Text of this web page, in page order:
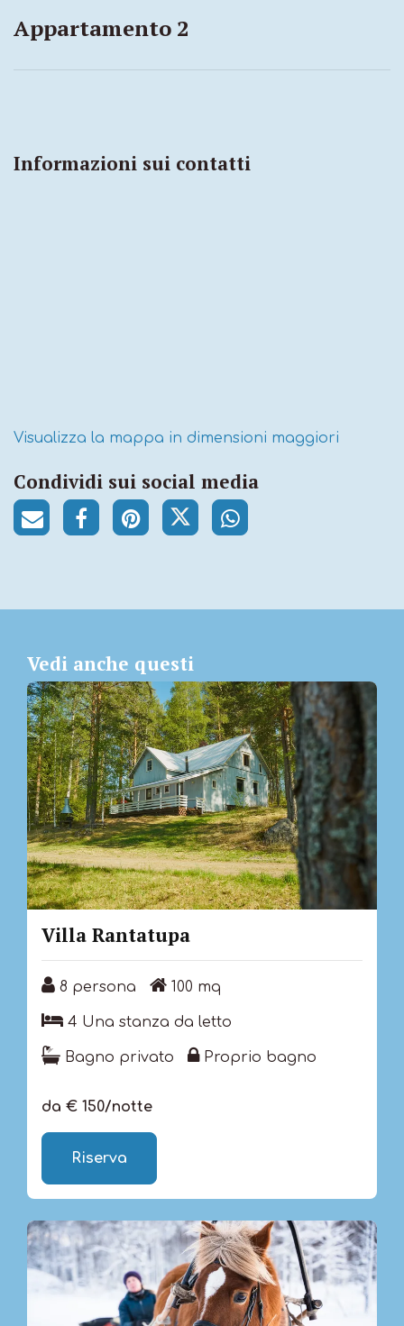
Appartamento 2
Informazioni sui contatti
Visualizza la mappa in dimensioni maggiori
Condividi sui social media
Vedi anche questi
Villa Rantatupa
8 persona
8 persona 100 mq
100 mq
4 Una stanza da letto
4 Una stanza da letto
Bagno privato
Bagno privato Proprio bagno
Proprio bagno
da € 150/notte
Riserva